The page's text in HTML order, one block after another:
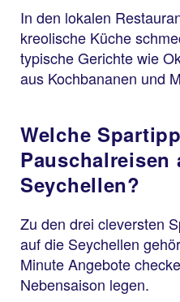
In den lokalen
kreolische Küche
typische Gerichte wie
aus Kochbananen und
Welche
Pauschalreisen
Seychellen?
Zu den drei cleversten
auf die Seychellen
Minute Angebote
Nebensaison legen.